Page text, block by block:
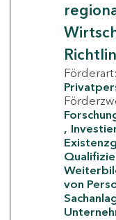
Förderart:
von